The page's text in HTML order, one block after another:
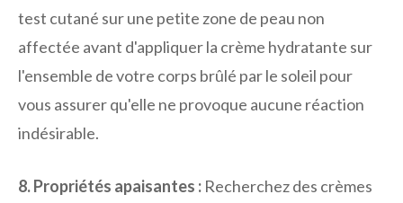
test cutané sur une petite zone de peau non
affectée avant d'appliquer la crème hydratante sur
l'ensemble de votre corps brûlé par le soleil pour
vous assurer qu'elle ne provoque aucune réaction
indésirable.
8. Propriétés apaisantes : Recherchez des crèmes